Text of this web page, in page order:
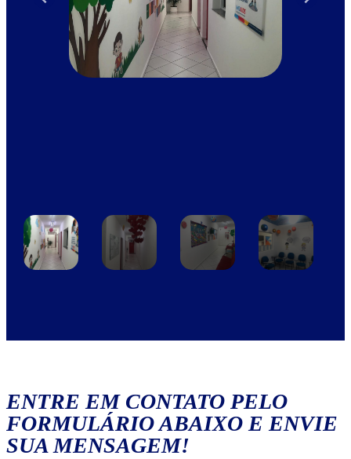
ENTRE EM CONTATO PELO
FORMULÁRIO ABAIXO E ENVIE
SUA MENSAGEM!